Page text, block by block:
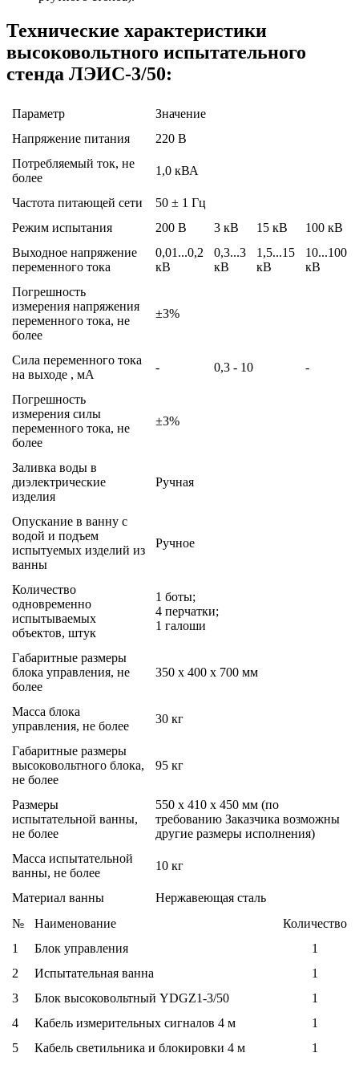
Технические характеристики
высоковольтного испытательного
стенда ЛЭИС-3/50:
Параметр
Значение
Напряжение питания
220 В
Потребляемый ток, не
более
1,0 кВА
Частота питающей сети
50 ± 1 Гц
Режим испытания
200 В 3 кВ 15 кВ
100 кВ
Выходное напряжение
переменного тока
0,01...0,2
кВ
0,3...3
кВ
1,5...15
кВ
10...100
кВ
Погрешность
измерения напряжения
переменного тока, не
более
±3%
Сила переменного тока
на выходе , мА
- 0,3 - 10 -
Погрешность
измерения силы
переменного тока, не
более
±3%
Заливка воды в
диэлектрические
изделия
Ручная
Опускание в ванну с
водой и подъем
испытуемых изделий из
ванны
Ручное
Количество
одновременно
испытываемых
объектов, штук
1 боты;
4 перчатки;
1 галоши
Габаритные размеры
блока управления, не
более
350 х 400 х 700 мм
Масса блока
управления, не более
30 кг
Габаритные размеры
высоковольтного блока,
не более
95 кг
Размеры
испытательной ванны,
не более
550 х 410 х 450 мм (по
требованию Заказчика возможны
другие размеры исполнения)
Масса испытательной
ванны, не более
10 кг
Материал ванны
Нержавеющая сталь
№
Наименование
Количество
1
Блок управления
1
2
Испытательная ванна
1
3
Блок высоковольтный YDGZ1-3/50
1
4
Кабель измерительных сигналов 4 м
1
5
Кабель светильника и блокировки 4 м
1